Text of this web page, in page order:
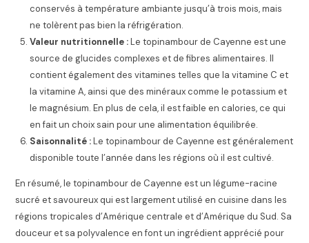
conservés à température ambiante jusqu’à trois mois, mais
ne tolèrent pas bien la réfrigération.
Valeur nutritionnelle :Le topinambour de Cayenne est une
source de glucides complexes et de fibres alimentaires. Il
contient également des vitamines telles que la vitamine C et
la vitamine A, ainsi que des minéraux comme le potassium et
le magnésium. En plus de cela, il est faible en calories, ce qui
en fait un choix sain pour une alimentation équilibrée.
Saisonnalité :Le topinambour de Cayenne est généralement
disponible toute l’année dans les régions où il est cultivé.
En résumé, le topinambour de Cayenne est un légume-racine
sucré et savoureux qui est largement utilisé en cuisine dans les
régions tropicales d’Amérique centrale et d’Amérique du Sud. Sa
douceur et sa polyvalence en font un ingrédient apprécié pour